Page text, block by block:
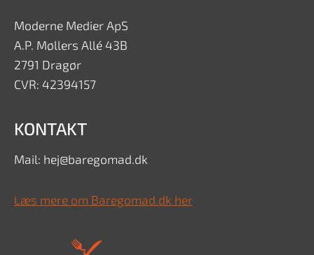
Moderne Medier ApS
A.P. Møllers Allé 43B
2791 Dragør
CVR: 42394157
KONTAKT
Mail: hej@baregomad.dk
Læs mere om Baregomad.dk her